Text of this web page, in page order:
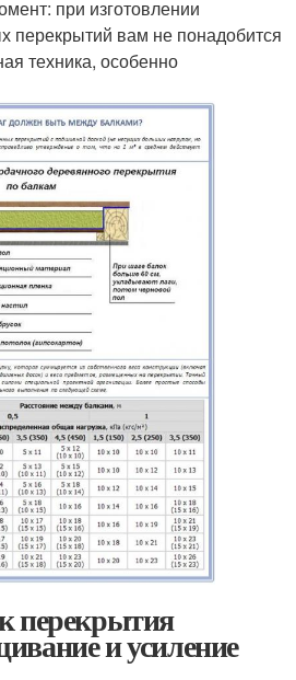
при изготовлении
перекрытий вам не понадобится
техника, особенно
перекрытия
и усиление